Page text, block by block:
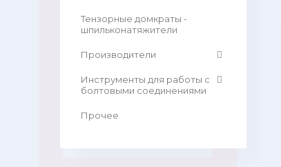
Тензорные домкраты -
шпильконатяжители
Производители
Инструменты для работы с
болтовыми соединениями
Прочее